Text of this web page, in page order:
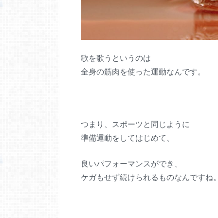
歌を歌うというのは
全身の筋肉を使った運動なんです。
つまり、スポーツと同じように
準備運動をしてはじめて、
良いパフォーマンスができ、
ケガもせず続けられるものなんですね